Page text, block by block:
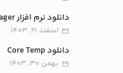
دانلود نرم افزار Neat Download Manager
اسفند 21, 1403
دانلود Core Temp
بهمن 30, 1403